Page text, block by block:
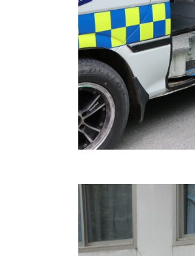
แผนพัฒนาท้องถิ่น ของอบจ.
ข้อบัญญัติงบประมาณรายจ่
ข้อบัญญัติอื่นๆ ของ อบจ.สุ
รายงานการประชุมสภา อบจ
รายงานการติดตามและปร
สรุปผลการประเมินความพึง